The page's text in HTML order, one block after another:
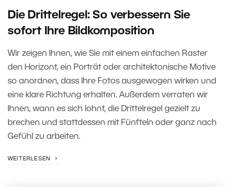
Die Drittelregel: So verbessern Sie
sofort Ihre Bildkomposition
Wir zeigen Ihnen, wie Sie mit einem einfachen Raster
den Horizont, ein Porträt oder architektonische Motive
so anordnen, dass Ihre Fotos ausgewogen wirken und
eine klare Richtung erhalten. Außerdem verraten wir
Ihnen, wann es sich lohnt, die Drittelregel gezielt zu
brechen und stattdessen mit Fünfteln oder ganz nach
Gefühl zu arbeiten.
WEITERLESEN